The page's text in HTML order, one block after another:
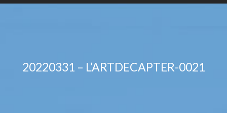
20220331 – L’ARTDECAPTER-0021